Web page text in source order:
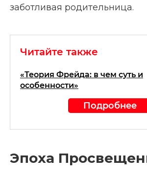
заботливая родительница.
Читайте также
«Теория Фрейда: в чем суть и
особенности»
Подробнее
Эпоха